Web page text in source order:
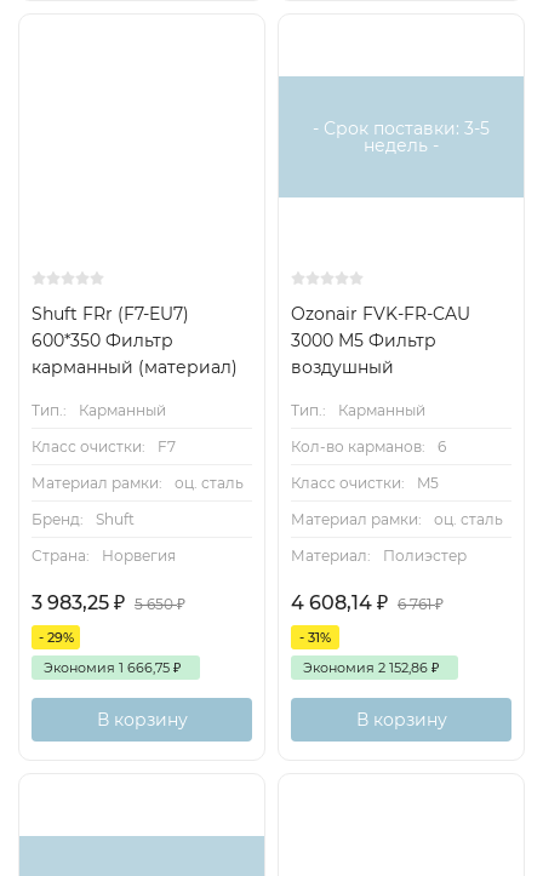
Shuft FRr (F7-EU7)
600*350 Фильтр
карманный (материал)
Тип.:
Карманный
Класс очистки:
F7
Материал рамки:
оц. сталь
Бренд:
Shuft
Страна:
Норвегия
3 983,25 ₽ 5 650₽
- 29%
Экономия 1 666,75 ₽
В корзину
- Срок поставки: 3-5
недель -
Ozonair FVK-FR-CAU
3000 M5 Фильтр
воздушный
Тип.:
Карманный
Кол-во карманов:
6
Класс очистки:
M5
Материал рамки:
оц. сталь
Материал:
Полиэстер
4 608,14 ₽ 6 761₽
- 31%
Экономия 2 152,86 ₽
В корзину